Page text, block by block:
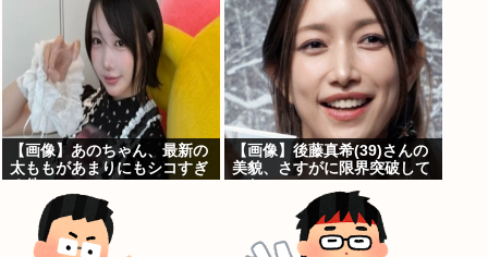
【画像】あのちゃん、最新の
太ももがあまりにもシコすぎ
【画像】後藤真希(39)さんの
美貌、さすがに限界突破して